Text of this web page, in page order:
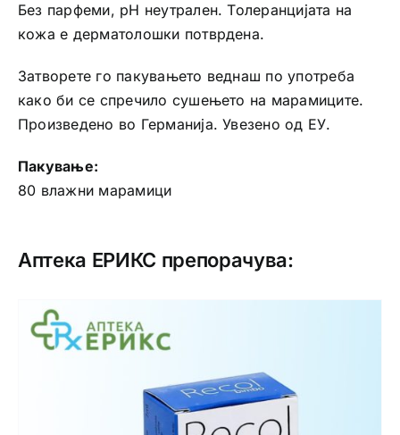
Без парфеми, pH неутрален. Толеранцијата на
кожа е дерматолошки потврдена.
Затворете го пакувањето веднаш по употреба
како би се спречило сушењето на марамиците.
Произведено во Германија. Увезено од ЕУ.
Пакување:
80 влажни марамици
Аптека ЕРИКС препорачува: